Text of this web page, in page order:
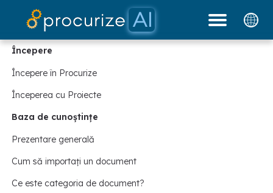
Începere
Începere în Procurize
Începerea cu Proiecte
Baza de cunoștințe
Prezentare generală
Cum să importați un document
Ce este categoria de document?